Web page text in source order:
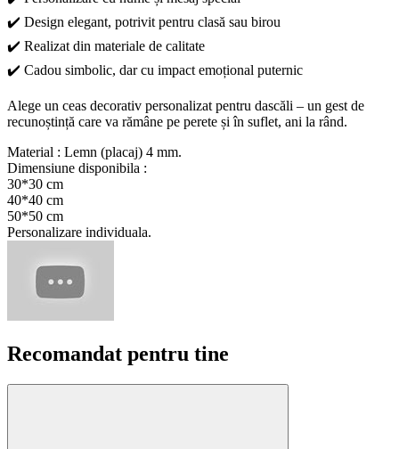
✔️ Design elegant, potrivit pentru clasă sau birou
✔️ Realizat din materiale de calitate
✔️ Cadou simbolic, dar cu impact emoțional puternic
Alege un ceas decorativ personalizat pentru dascăli – un gest de
recunoștință care va rămâne pe perete și în suflet, ani la rând.
Material : Lemn (placaj) 4 mm.
Dimensiune disponibila :
30*30 cm
40*40 cm
50*50 cm
Personalizare individuala.
Recomandat pentru tine